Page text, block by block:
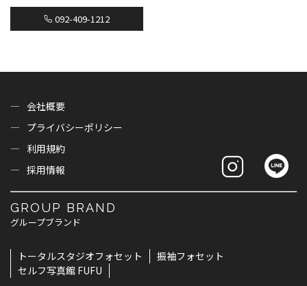
092-409-1212
会社概要
プライバシーポリシー
利用規約
採用情報
GROUP BRAND
グループブランド
トータルスタジオフォセット
振袖フォセット
セルフ写真館 FUFU